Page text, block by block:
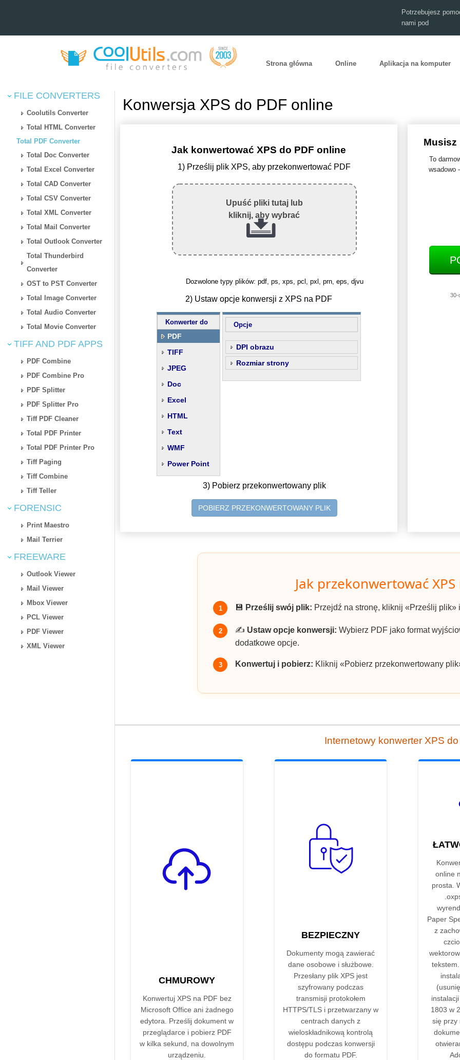
Potrzebujesz
nami pod
Strona główna Online Aplikacja na komputer
FILE CONVERTERS
Coolutils Converter
Total HTML Converter
Total PDF Converter
Total Doc Converter
Total Excel Converter
Total CAD Converter
Total CSV Converter
Total XML Converter
Total Mail Converter
Total Outlook Converter
Total Thunderbird
Converter
OST to PST Converter
Total Image Converter
Total Audio Converter
Total Movie Converter
TIFF AND PDF APPS
PDF Combine
PDF Combine Pro
PDF Splitter
PDF Splitter Pro
Tiff PDF Cleaner
Total PDF Printer
Total PDF Printer Pro
Tiff Paging
Tiff Combine
Tiff Teller
FORENSIC
Print Maestro
Mail Terrier
FREEWARE
Outlook Viewer
Mail Viewer
Mbox Viewer
PCL Viewer
PDF Viewer
XML Viewer
Konwersja XPS do PDF online
Jak konwertować XPS do PDF online
1) Prześlij plik XPS, aby przekonwertować PDF
Upuść pliki tutaj lub
kliknij, aby wybrać
Dozwolone typy plików: pdf, ps, xps, pcl, pxl, prn, eps, djvu
2) Ustaw opcje konwersji z XPS na PDF
Konwerter do
PDF
TIFF
JPEG
Doc
Excel
HTML
Text
WMF
Power Point
Opcje
DPI obrazu
Rozmiar strony
3) Pobierz przekonwertowany plik
POBIERZ PRZEKONWERTOWANY PLIK
Musisz
To
wsadowo
30-
Jak przekonwertować XPS
1 💾 Prześlij swój plik: Przejdź na stronę, kliknij «Prześlij plik»
2 ✍️ Ustaw opcje konwersji: Wybierz PDF jako format
dodatkowe opcje.
3 Konwertuj i pobierz: Kliknij «Pobierz przekonwertowany
Internetowy konwerter XPS
CHMUROWY
Konwertuj XPS na PDF bez
Microsoft Office ani żadnego
edytora. Prześlij dokument w
przeglądarce i pobierz PDF
w kilka sekund, na dowolnym
urządzeniu.
BEZPIECZNY
Dokumenty mogą zawierać
dane osobowe i służbowe.
Przesłany plik XPS jest
szyfrowany podczas
transmisji protokołem
HTTPS/TLS i przetwarzany w
centrach danych z
wieloskładnikową kontrolą
dostępu podczas konwersji
do formatu PDF.
online
prosta.
Paper
z
1803 w
się przy